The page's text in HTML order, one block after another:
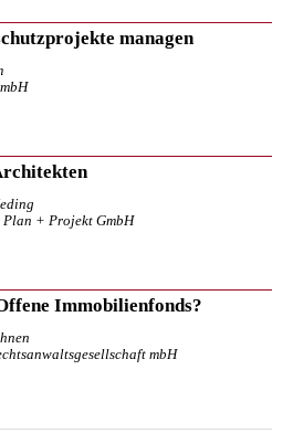
managen
+ Projekt GmbH
Immobilienfonds?
mbH